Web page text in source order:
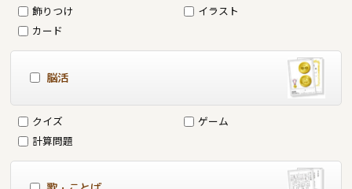
飾りつけ
イラスト
カード
脳活
クイズ
ゲーム
計算問題